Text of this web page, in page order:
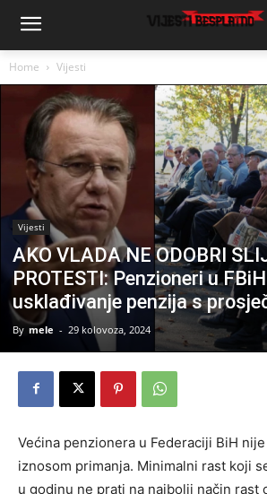
Home Vijesti
Vijesti
AKO VLADA NE ODOBRI
PROTESTI: Penzioneri u
usklađivanje penzija s
By mele - 29 kolovoza, 2024
Većina penzionera u Federaciji BiH
iznosom primanja. Minimalni rast koji
u godinu ne prati na najbolji način rast